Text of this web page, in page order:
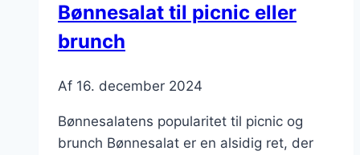
Bønnesalat til picnic eller
brunch
Af 16. december 2024
Bønnesalatens popularitet til picnic og
brunch Bønnesalat er en alsidig ret, der